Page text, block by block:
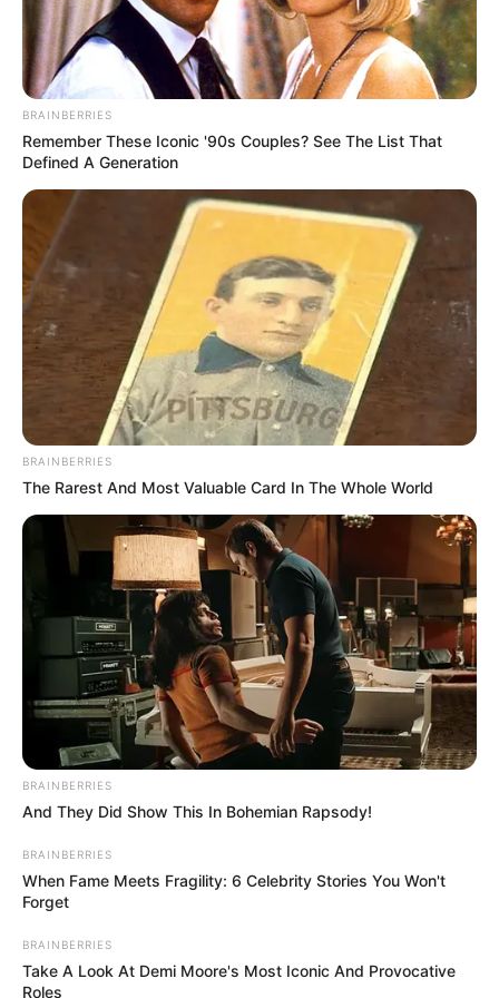
BRAINBERRIES
Remember These Iconic '90s Couples? See The List That
Defined A Generation
BRAINBERRIES
The Rarest And Most Valuable Card In The Whole World
BRAINBERRIES
And They Did Show This In Bohemian Rapsody!
BRAINBERRIES
When Fame Meets Fragility: 6 Celebrity Stories You Won't
Forget
BRAINBERRIES
Take A Look At Demi Moore's Most Iconic And Provocative
Roles